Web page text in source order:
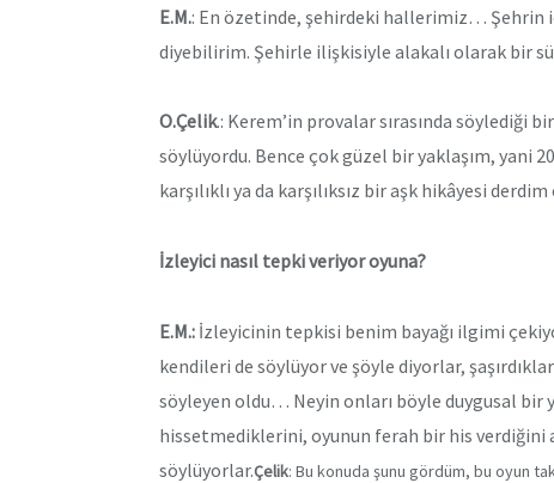
E.M.: En özetinde, şehirdeki hallerimiz… Şehrin
diyebilirim. Şehirle ilişkisiyle alakalı olarak bir
O.Çelik.: Kerem’in provalar sırasında söylediği
söylüyordu. Bence çok güzel bir yaklaşım, yani
karşılıklı ya da karşılıksız bir aşk hikâyesi
İzleyici nasıl tepki veriyor oyuna?
E.M.: İzleyicinin tepkisi benim bayağı ilgimi
kendileri de söylüyor ve şöyle diyorlar,
söyleyen oldu… Neyin onları böyle duygusal
hissetmediklerini, oyunun ferah bir his
söylüyorlar.Çelik: Bu konuda şunu gördüm, bu oyun